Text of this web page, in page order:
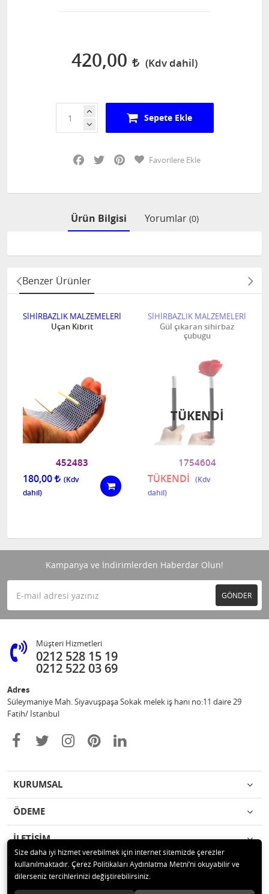
420,00
Sepete Ekle
Facebook
Twitter PinterestFavorilere Ekle
Ürün Bilgisi Yorumlar (0)
Benzer Ürünler
SİHİRBAZLIK MALZEMELERİ
Uçan Kibrit
452483
180,00
SİHİRBAZLIK MALZEMELERİ
Gül çıkaran sihirbaz
çubugu
1754604
TÜKENDİ
TÜKENDI
Kampanya ve İndirimlerden Haberdar Olun!
GÖNDER
Müşteri Hizmetleri
0212 528 15 19
0212 522 03 69
Adres
Süleymaniye Mah. Siyavuşpaşa Sokak melek iş hanı no:11 daire 29
Fatih/ İstanbul
KURUMSAL
ÖDEME
İLETİŞİM
© 2020 Ufuk Şaka Oyunları ve Parti Malzemeleri Merkezi Tüm hakları
saklıdır.
Size daha iyi hizmet verebilmek için internet sitemizde çerezler
kullanılmaktadır. Çerez Politikaları Aydınlatma Metni’ni okuyabilir ve
dilerseniz tercihlerinizi değiştirebilirsiniz.